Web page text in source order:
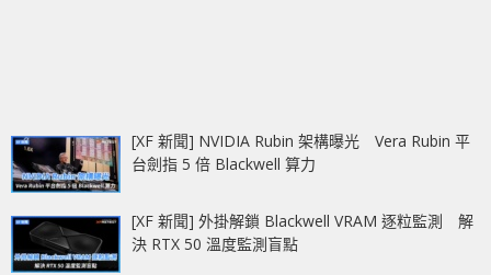
[XF 新聞] NVIDIA Rubin 架構曝光 Vera Rubin 平
台劍指 5 倍 Blackwell 算力
[XF 新聞] 外掛解鎖 Blackwell VRAM 逐粒監測 解
決 RTX 50 溫度監測盲點